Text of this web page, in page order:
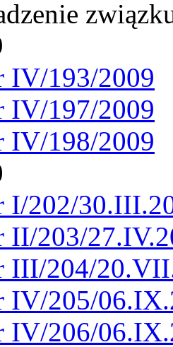
IV/193/2009
IV/197/2009
IV/198/2009
I/202/
II/203/
III/204/
IV/205/
IV/206/